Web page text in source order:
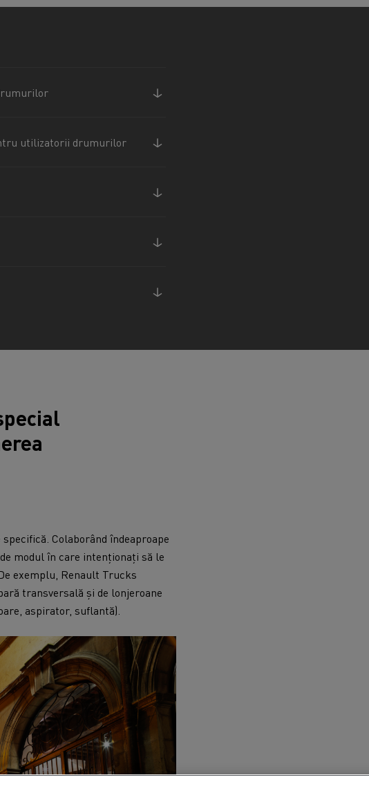
utilizatorii drumurilor
Colaborând îndeaproape
modul în care intenționați să le
exemplu, Renault Trucks
transversală și de lonjeroane
aspirator, suflantă).